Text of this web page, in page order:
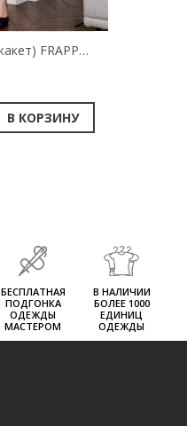
Костюм (платье + жакет) FRAPP 2402 735/775
В КОРЗИНУ
БЕСПЛАТНАЯ
ПОДГОНКА
ОДЕЖДЫ
МАСТЕРОМ
В НАЛИЧИИ
БОЛЕЕ 1000
ЕДИНИЦ
ОДЕЖДЫ